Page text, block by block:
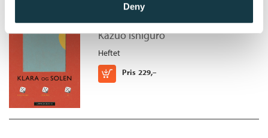
Deny
Klara og Solen
Kazuo Ishiguro
Heftet
Pris 229,–
Kjøp